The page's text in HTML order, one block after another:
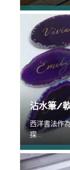
沾水筆/
西洋書法作
探...